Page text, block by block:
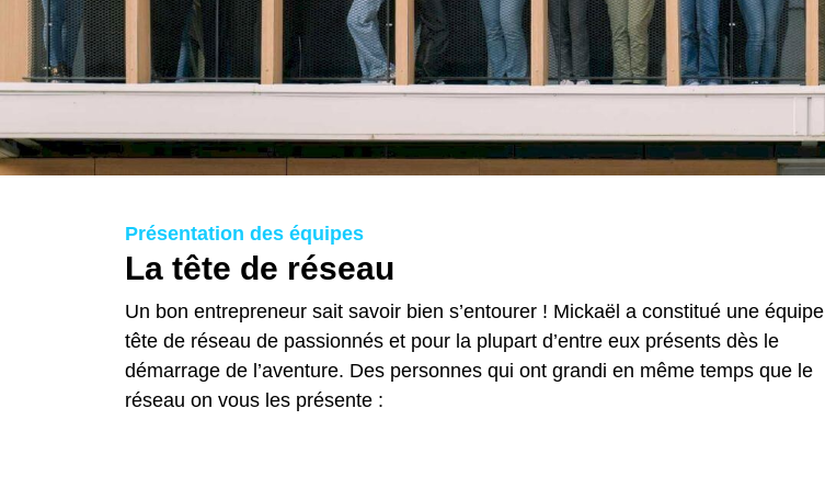
Présentation des équipes
La tête de réseau
Un bon entrepreneur sait savoir bien s’entourer ! Mickaël a constitué une équipe
tête de réseau de passionnés et pour la plupart d’entre eux présents dès le
démarrage de l’aventure. Des personnes qui ont grandi en même temps que le
réseau on vous les présente :